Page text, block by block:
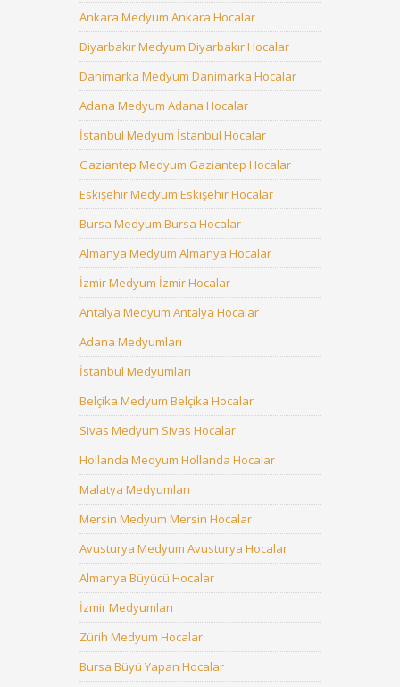
Ankara Medyum Ankara Hocalar
Diyarbakır Medyum Diyarbakır Hocalar
Danimarka Medyum Danimarka Hocalar
Adana Medyum Adana Hocalar
İstanbul Medyum İstanbul Hocalar
Gaziantep Medyum Gaziantep Hocalar
Eskişehir Medyum Eskişehir Hocalar
Bursa Medyum Bursa Hocalar
Almanya Medyum Almanya Hocalar
İzmir Medyum İzmir Hocalar
Antalya Medyum Antalya Hocalar
Adana Medyumları
İstanbul Medyumları
Belçika Medyum Belçika Hocalar
Sivas Medyum Sivas Hocalar
Hollanda Medyum Hollanda Hocalar
Malatya Medyumları
Mersin Medyum Mersin Hocalar
Avusturya Medyum Avusturya Hocalar
Almanya Büyücü Hocalar
İzmir Medyumları
Zürih Medyum Hocalar
Bursa Büyü Yapan Hocalar